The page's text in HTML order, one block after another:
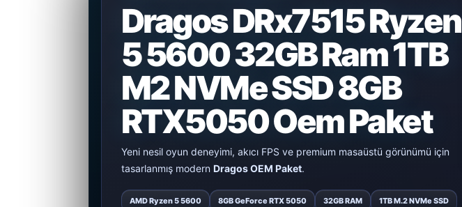
Dragos DRx7515 Ryzen
5 5600 32GB Ram 1TB
M2 NVMe SSD 8GB
RTX5050 Oem Paket
Yeni nesil oyun deneyimi, akıcı FPS ve premium masaüstü görünümü için
tasarlanmış modern Dragos OEM Paket.
AMD Ryzen 5 5600 8GB GeForce RTX 5050 32GB RAM 1TB M.2 NVMe SSD